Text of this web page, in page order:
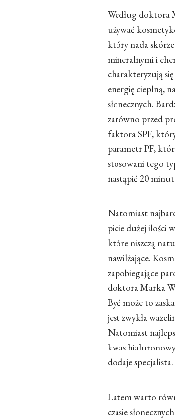
Według doktora
używać
który nada
mineralnymi i
charakteryzują
energię cieplną,
słonecznych.
zarówno przed
faktora SPF,
parametr PF,
stosowani tego
nastąpić 20 minut
Natomiast
picie dużej ilości
które niszczą
nawilżające.
zapobiegające
doktora Marka
Być może to
jest zwykła
Natomiast
kwas
dodaje specjalista.
Latem warto
czasie